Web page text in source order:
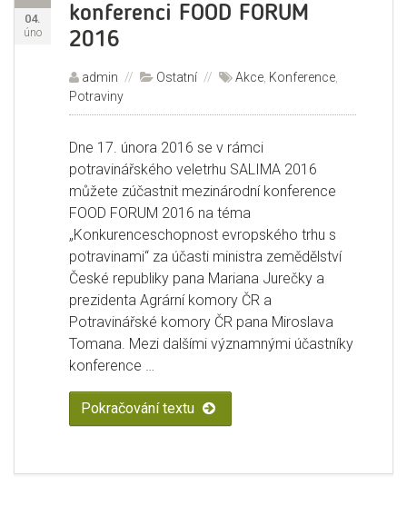
konferenci FOOD FORUM
2016
Publikováno:
04.
úno
Autor:
admin Rubriky:
Ostatní Štítky:
Akce Konference
Potraviny
Dne 17. února 2016 se v rámci
potravinářského veletrhu SALIMA 2016
můžete zúčastnit mezinárodní konference
FOOD FORUM 2016 na téma
„Konkurenceschopnost evropského trhu s
potravinami“ za účasti ministra zemědělství
České republiky pana Mariana Jurečky a
prezidenta Agrární komory ČR a
Potravinářské komory ČR pana Miroslava
Tomana. Mezi dalšími významnými účastníky
konference …
Pokračování textu „Pozvánka na mezinárodní